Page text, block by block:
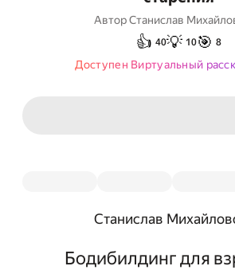
АвторСтанислав
👍 40💡 10🎯 8
Доступен Виртуальный
Станислав
Бодибилдинг для